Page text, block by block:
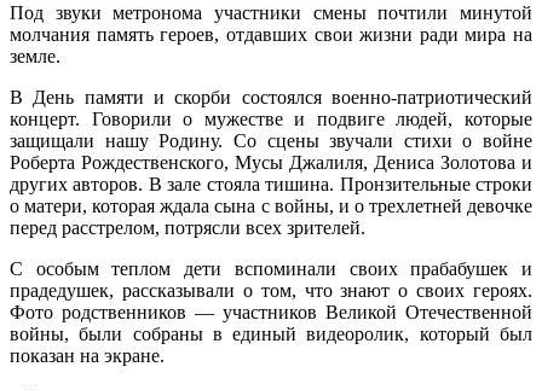
Под звуки метронома участники смены почтили минутой
молчания память героев, отдавших свои жизни ради мира на
земле.
В День памяти и скорби состоялся военно-патриотический
концерт. Говорили о мужестве и подвиге людей, которые
защищали нашу Родину. Со сцены звучали стихи о войне
Роберта Рождественского, Мусы Джалиля, Дениса Золотова и
других авторов. В зале стояла тишина. Пронзительные строки
о матери, которая ждала сына с войны, и о трехлетней девочке
перед расстрелом, потрясли всех зрителей.
С особым теплом дети вспоминали своих прабабушек и
прадедушек, рассказывали о том, что знают о своих героях.
Фото родственников — участников Великой Отечественной
войны, были собраны в единый видеоролик, который был
показан на экране.